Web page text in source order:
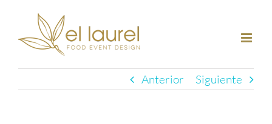
contenido
Anterior Siguiente